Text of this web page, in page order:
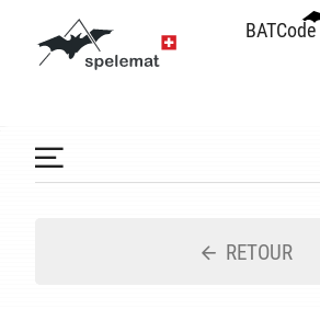
BATCode
BATCode
RETOUR